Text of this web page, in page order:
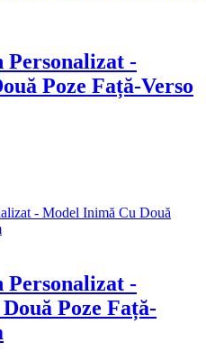
Personalizat -
Poze Față-Verso
Personalizat -
Poze Față-